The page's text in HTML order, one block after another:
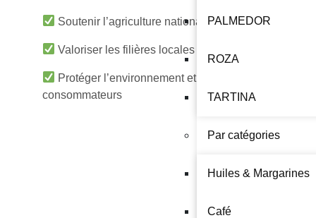
PALMEDOR
ROZA
TARTINA
Par catégories
Huiles & Margarines
Café
Soutenir l’agriculture nationale
Valoriser les filières locales
Protéger l’environnement et la santé des
consommateurs